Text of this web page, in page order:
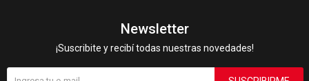
Newsletter
¡Suscribite y recibí todas nuestras novedades!